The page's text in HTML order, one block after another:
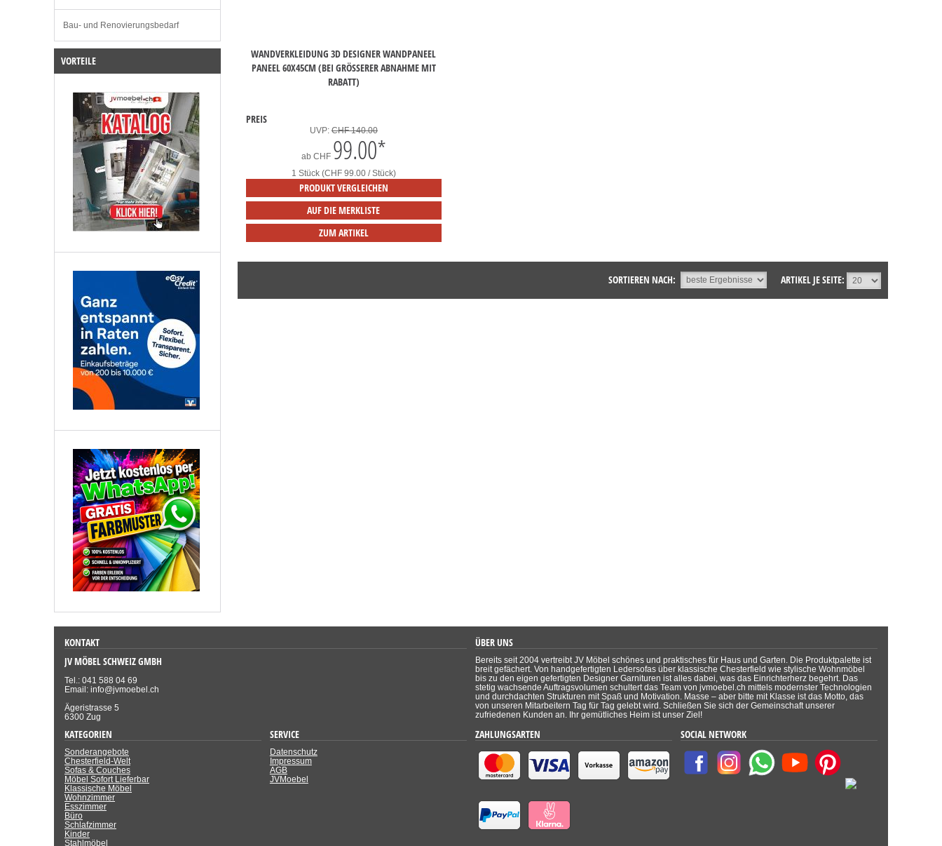
WANDVERKLEIDUNG 3D DESIGNER WANDPANEEL
PANEEL 60X45CM (BEI GRÖSSERER ABNAHME MIT R
ABATT)
PREIS
UVP: CHF 140.00
ab CHF 99.00*
1 Stück (CHF 99.00 / Stück)
PRODUKT VERGLEICHEN
AUF DIE MERKLISTE
ZUM ARTIKEL
ARTIKEL JE SEITE:
SORTIEREN NACH:
Bau- und Renovierungsbedarf
VORTEILE
KONTAKT
JV MÖBEL SCHWEIZ GMBH
Tel.: 041 588 04 69
Email: info@jvmoebel.ch
Ägeristrasse 5
6300 Zug
ÜBER UNS
Bereits seit 2004 vertreibt JV Möbel schönes und praktisches für Haus und Garten. Die Produktpalette ist
breit gefächert. Von handgefertigten Ledersofas über klassische Chesterfield wie stylische Wohnmöbel
bis zu den eigen gefertigten Designer Garnituren ist alles dabei, was das Einrichterherz begehrt. Das
stetig wachsende Auftragsvolumen schultert das Team von jvmoebel.ch mittels modernster Technologien
und durchdachten Strukturen mit Spaß und Motivation. Masse – aber bitte mit Klasse ist das Motto, das
von unseren Mitarbeitern Tag für Tag gelebt wird. Schließen Sie sich der Gemeinschaft unserer
zufriedenen Kunden an. Ihr gemütliches Heim ist unser Ziel!
KATEGORIEN
Sonderangebote
Chesterfield-Welt
Sofas & Couches
Möbel Sofort Lieferbar
Klassische Möbel
Wohnzimmer
Esszimmer
Büro
Schlafzimmer
Kinder
Stahlmöbel
SERVICE
Datenschutz
Impressum
AGB
JVMoebel
ZAHLUNGSARTEN SOCIAL NETWORK